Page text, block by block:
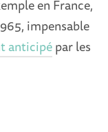
en France,
impensable
anticipépar les